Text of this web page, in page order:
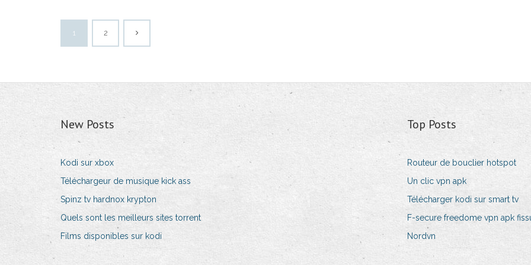
1 2
New Posts
Kodi sur xbox
Téléchargeur de musique kick ass
Spinz tv hardnox krypton
Quels sont les meilleurs sites torrent
Films disponibles sur kodi
Top Posts
Routeur de bouclier hotspot
Un clic vpn apk
Télécharger kodi sur smart tv
F-secure freedome vpn apk
Nordvn